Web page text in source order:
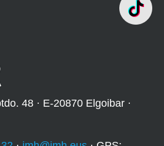
48 · E-20870 Elgoibar ·